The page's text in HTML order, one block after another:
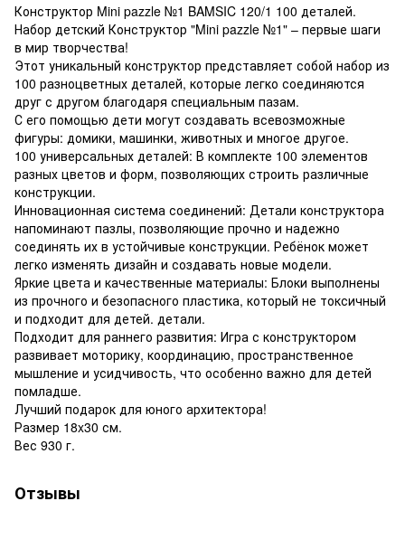
Конструктор Mini pazzle №1 BAMSIC 120/1 100 деталей.
Набор детский Конструктор "Mini pazzle №1" – первые шаги
в мир творчества!
Этот уникальный конструктор представляет собой набор из
100 разноцветных деталей, которые легко соединяются
друг с другом благодаря специальным пазам.
С его помощью дети могут создавать всевозможные
фигуры: домики, машинки, животных и многое другое.
100 универсальных деталей: В комплекте 100 элементов
разных цветов и форм, позволяющих строить различные
конструкции.
Инновационная система соединений: Детали конструктора
напоминают пазлы, позволяющие прочно и надежно
соединять их в устойчивые конструкции. Ребёнок может
легко изменять дизайн и создавать новые модели.
Яркие цвета и качественные материалы: Блоки выполнены
из прочного и безопасного пластика, который не токсичный
и подходит для детей. детали.
Подходит для раннего развития: Игра с конструктором
развивает моторику, координацию, пространственное
мышление и усидчивость, что особенно важно для детей
помладше.
Лучший подарок для юного архитектора!
Размер 18x30 см.
Вес 930 г.
Отзывы